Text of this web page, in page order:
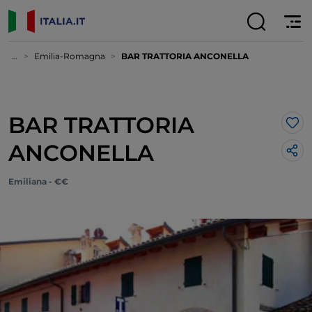
... Emilia-Romagna BAR TRATTORIA ANCONELLA
BAR TRATTORIA
ANCONELLA
Emiliana - €€